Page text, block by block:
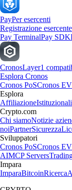
PayPer esercenti
Registrazione esercente
Pay TerminalPay SDK
CronosLayer1
Esplora Cronos
Cronos PoSCronos
Esplora
AffiliazioneIstituzionali
Crypto.com
Chi siamoNotizie
noiPartnerSicurezza
Sviluppatori
Cronos PoSCronos
AIMCP Servers
Impara
ImparaBitcoinRicerca